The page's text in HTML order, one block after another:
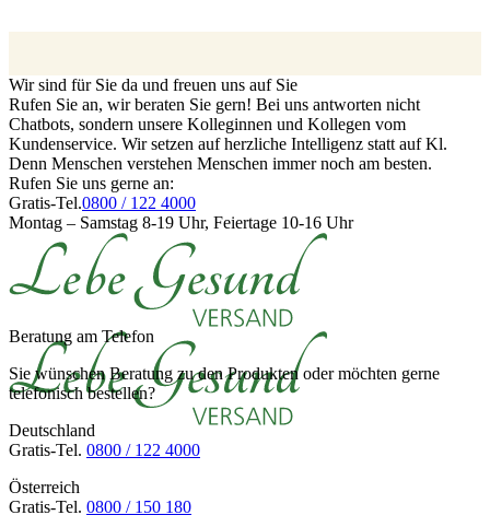
Wir sind für Sie da und freuen uns auf Sie
Rufen Sie an, wir beraten Sie gern! Bei uns antworten nicht
Chatbots, sondern unsere Kolleginnen und Kollegen vom
Kundenservice. Wir setzen auf herzliche Intelligenz statt auf Kl.
Denn Menschen verstehen Menschen immer noch am besten.
Rufen Sie uns gerne an:
Gratis-Tel.0800 / 122 4000
Montag – Samstag 8-19 Uhr, Feiertage 10-16 Uhr
Beratung am Telefon
Sie wünschen Beratung zu den Produkten oder möchten gerne
telefonisch bestellen?
Deutschland
Gratis-Tel. 0800 / 122 4000
Österreich
Gratis-Tel. 0800 / 150 180